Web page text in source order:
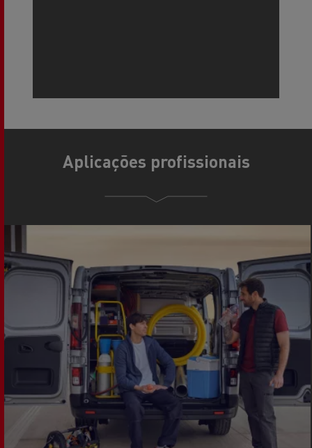
Aplicações profissionais